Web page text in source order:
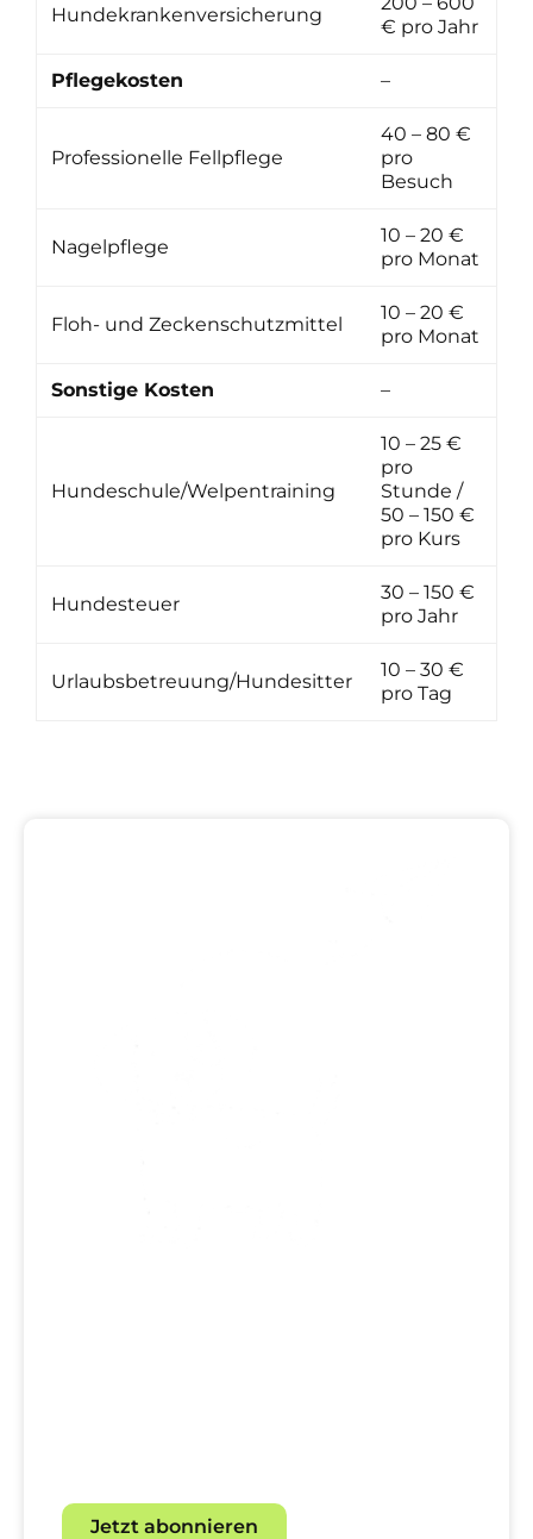
Hundekrankenversicherung
€ pro Jahr
Pflegekosten –
Professionelle Fellpflege
40 – 80 €
pro
Besuch
Nagelpflege
10 – 20 €
pro Monat
Floh- und Zeckenschutzmittel
10 – 20 €
pro Monat
Sonstige Kosten –
Hundeschule/Welpentraining
10 – 25 €
pro
Stunde /
50 – 150 €
pro Kurs
Hundesteuer
30 – 150 €
pro Jahr
Urlaubsbetreuung/Hundesitter
10 – 30 €
pro Tag
Jetzt abonnieren